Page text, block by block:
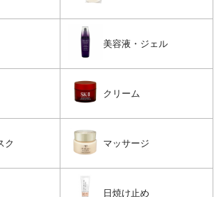
美容液・ジェル
クリーム
ク マッサージ
日焼け止め